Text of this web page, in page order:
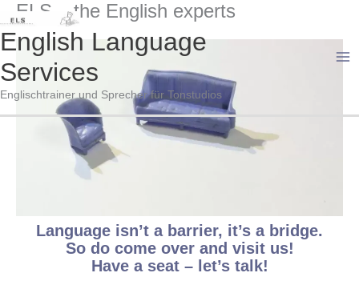
Zum
Inhalt
springen
English Language
Services
Englischtrainer und Sprecher für Tonstudios
ELS – the English experts
Language isn’t a barrier, it’s a bridge.
So do come over and visit us!
Have a seat – let’s talk!